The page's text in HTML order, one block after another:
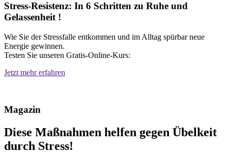
Stress-Resistenz: In 6 Schritten zu Ruhe und
Gelassenheit !
Wie Sie der Stressfalle entkommen und im Alltag spürbar neue
Energie gewinnen.
Testen Sie unseren Gratis-Online-Kurs:
Jetzt mehr erfahren
Magazin
Diese Maßnahmen helfen gegen Übelkeit
durch Stress!